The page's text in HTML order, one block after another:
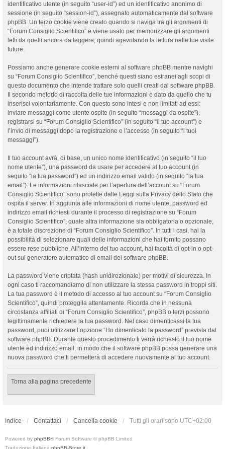
identificativo utente (in seguito “user-id”) ed un identificativo anonimo di
sessione (in seguito “session-id”), assegnato automaticamente dal software
phpBB. Un terzo cookie viene creato quando si naviga tra gli argomenti di
“Forum Consiglio Scientifico” e viene usato per memorizzare gli argomenti
letti da quelli ancora da leggere, quindi agevolando la lettura nelle tue visite
future.
Possiamo anche generare cookie esterni al software phpBB mentre navighi
su “Forum Consiglio Scientifico”, benché questi siano estranei agli scopi di
questo documento che intende trattare solo quelli creati dal software phpBB.
Il secondo metodo di raccolta delle tue informazioni è dato da quello che tu
inserisci volontariamente. Con questo sono intesi e non limitati ad essi:
inviare messaggi come utente ospite (in seguito “messaggi da ospite”),
registrarsi su “Forum Consiglio Scientifico” (in seguito “il tuo account”) e
l’invio di messaggi dopo la registrazione e l’accesso (in seguito “i tuoi
messaggi”).
Il tuo account avrà, di base, un unico nome identificativo (in seguito “il tuo
nome utente”), una password da usare per accedere al tuo account (in
seguito “la tua password”) ed un indirizzo email valido (in seguito “la tua
email”). Le informazioni rilasciate per l’apertura dell’account su “Forum
Consiglio Scientifico” sono protette dalle Leggi sulla Privacy dello Stato che
ospita il server. In aggiunta alle informazioni di nome utente, password ed
indirizzo email richiesti durante il processo di registrazione su “Forum
Consiglio Scientifico”, quale altra informazione sia obbligatoria o opzionale,
è a totale discrezione di “Forum Consiglio Scientifico”. In tutti i casi, hai la
possibilità di selezionare quali delle informazioni che hai fornito possano
essere rese pubbliche. All’interno del tuo account, hai facoltà di opt-in o opt-
out sul generatore automatico di email del software phpBB.
La password viene criptata (hash unidirezionale) per motivi di sicurezza. In
ogni caso ti raccomandiamo di non utilizzare la stessa password in troppi siti.
La tua password è il metodo di accesso al tuo account su “Forum Consiglio
Scientifico”, quindi proteggila attentamente. Ricorda che in nessuna
circostanza affiliati di “Forum Consiglio Scientifico”, phpBB o terzi possono
legittimamente richiedere la tua password. Nel caso dimenticassi la tua
password, puoi utilizzare l’opzione “Ho dimenticato la password” prevista dal
software phpBB. Durante questo procedimento ti verrà richiesto il tuo nome
utente ed indirizzo email, in modo che il software phpBB possa generare una
nuova password che ti permetterà di accedere nuovamente al tuo account.
Torna alla pagina precedente
Indice Contattaci Cancella cookie Tutti gli orari sono UTC+02:00
Powered by phpBB® Forum Software © phpBB Limited
Traduzione Italiana phpBB-Store.it